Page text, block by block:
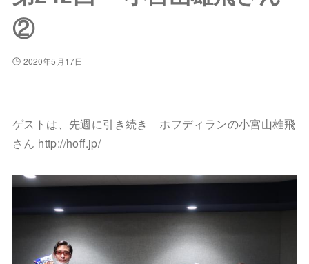
②
2020年5月17日
ゲストは、先週に引き続き ホフディランの小宮山雄飛
さん http://hoff.jp/